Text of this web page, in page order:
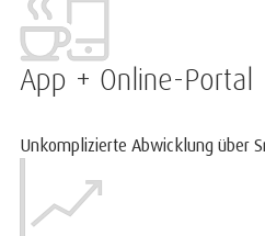
App + Online-Portal
Unkomplizierte Abwicklung über